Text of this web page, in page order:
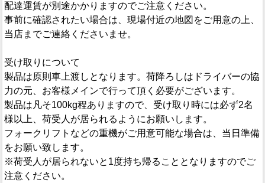
配達運賃が別途かかりますのでご注意ください。
事前に確認されたい場合は、現場付近の地図をご用意の上、
当店までご連絡くださいませ。
受け取りについて
製品は原則車上渡しとなります。荷降ろしはドライバーの協
力の元、お客様メインで行って頂く必要がございます。
製品は凡そ100kg程ありますので、受け取り時には必ず2名
様以上、荷受人が居られるようにお願いします。
フォークリフトなどの重機がご用意可能な場合は、当日準備
をお願い致します。
※荷受人が居られないと1度持ち帰ることとなりますのでご
注意ください。